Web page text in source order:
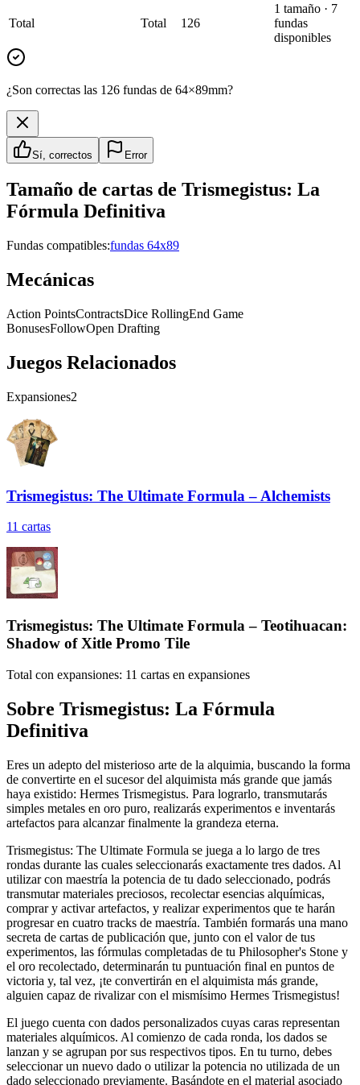
Total Total 126
1 tamaño · 7
fundas
disponibles
¿Son correctas las 126 fundas de 64×89mm?
Sí, correctos Error
Tamaño de cartas de Trismegistus: La
Fórmula Definitiva
Fundas compatibles:fundas 64x89
Mecánicas
Action PointsContractsDice RollingEnd Game
BonusesFollowOpen Drafting
Juegos Relacionados
Expansiones2
Trismegistus: The Ultimate Formula – Alchemists
11 cartas
Trismegistus: The Ultimate Formula – Teotihuacan:
Shadow of Xitle Promo Tile
Total con expansiones: 11 cartas en expansiones
Sobre Trismegistus: La Fórmula
Definitiva
Eres un adepto del misterioso arte de la alquimia, buscando la forma
de convertirte en el sucesor del alquimista más grande que jamás
haya existido: Hermes Trismegistus. Para lograrlo, transmutarás
simples metales en oro puro, realizarás experimentos e inventarás
artefactos para alcanzar finalmente la grandeza eterna.
Trismegistus: The Ultimate Formula se juega a lo largo de tres
rondas durante las cuales seleccionarás exactamente tres dados. Al
utilizar con maestría la potencia de tu dado seleccionado, podrás
transmutar materiales preciosos, recolectar esencias alquímicas,
comprar y activar artefactos, y realizar experimentos que te harán
progresar en cuatro tracks de maestría. También formarás una mano
secreta de cartas de publicación que, junto con el valor de tus
experimentos, las fórmulas completadas de tu Philosopher's Stone y
el oro recolectado, determinarán tu puntuación final en puntos de
victoria y, tal vez, ¡te convertirán en el alquimista más grande,
alguien capaz de rivalizar con el mismísimo Hermes Trismegistus!
El juego cuenta con dados personalizados cuyas caras representan
materiales alquímicos. Al comienzo de cada ronda, los dados se
lanzan y se agrupan por sus respectivos tipos. En tu turno, debes
seleccionar un nuevo dado o utilizar la potencia no utilizada de un
dado seleccionado previamente. Basándote en el material asociado